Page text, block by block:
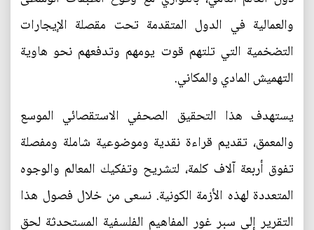
والعمالية في الدول المتقدمة تحت مقصلة الإيجارات
التضخمية التي تلتهم قوت يومهم وتدفعهم نحو هاوية
التهميش المادي والمكاني.
يستهدف هذا التحقيق الصحفي الاستقصائي الموسع
والمعمق، تقديم قراءة نقدية وموضوعية شاملة ومفصلة
تفوق أربعة آلاف كلمة، لتشريح وتفكيك المعالم والوجوه
المتعددة لهذه الأزمة الكونية. نسعى من خلال فصول هذا
التقرير إلى سبر غور المفاهيم الفلسفية المستحدثة لحق